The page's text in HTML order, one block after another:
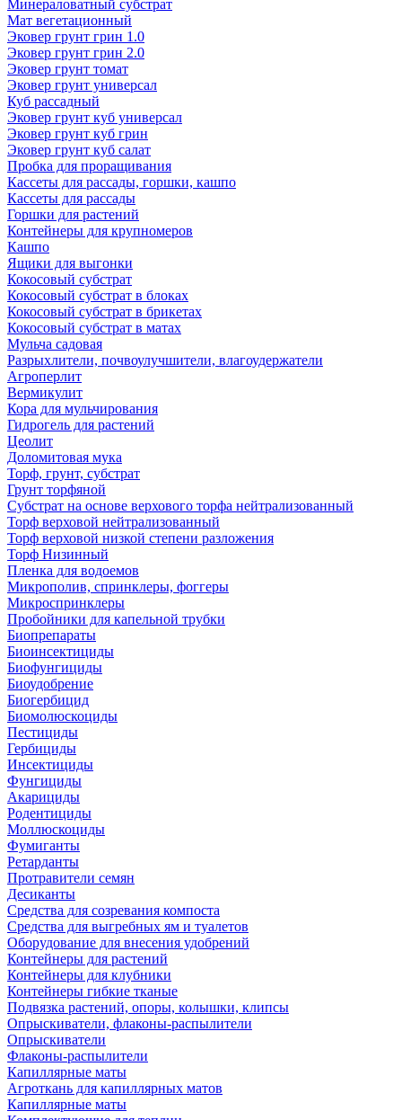
Минераловатный субстрат
Мат вегетационный
Эковер грунт грин 1.0
Эковер грунт грин 2.0
Эковер грунт томат
Эковер грунт универсал
Куб рассадный
Эковер грунт куб универсал
Эковер грунт куб грин
Эковер грунт куб салат
Пробка для проращивания
Кассеты для рассады, горшки, кашпо
Кассеты для рассады
Горшки для растений
Контейнеры для крупномеров
Кашпо
Ящики для выгонки
Кокосовый субстрат
Кокосовый субстрат в блоках
Кокосовый субстрат в брикетах
Кокосовый субстрат в матах
Мульча садовая
Разрыхлители, почвоулучшители, влагоудержатели
Агроперлит
Вермикулит
Кора для мульчирования
Гидрогель для растений
Цеолит
Доломитовая мука
Торф, грунт, субстрат
Грунт торфяной
Субстрат на основе верхового торфа нейтрализованный
Торф верховой нейтрализованный
Торф верховой низкой степени разложения
Торф Низинный
Пленка для водоемов
Микрополив, спринклеры, фоггеры
Микроспринклеры
Пробойники для капельной трубки
Биопрепараты
Биоинсектициды
Биофунгициды
Биоудобрение
Биогербицид
Биомолюскоциды
Пестициды
Гербициды
Инсектициды
Фунгициды
Акарициды
Родентициды
Моллюскоциды
Фумиганты
Ретарданты
Протравители семян
Десиканты
Средства для созревания компоста
Средства для выгребных ям и туалетов
Оборудование для внесения удобрений
Контейнеры для растений
Контейнеры для клубники
Контейнеры гибкие тканые
Подвязка растений, опоры, колышки, клипсы
Опрыскиватели, флаконы-распылители
Опрыскиватели
Флаконы-распылители
Капиллярные маты
Агроткань для капиллярных матов
Капиллярные маты